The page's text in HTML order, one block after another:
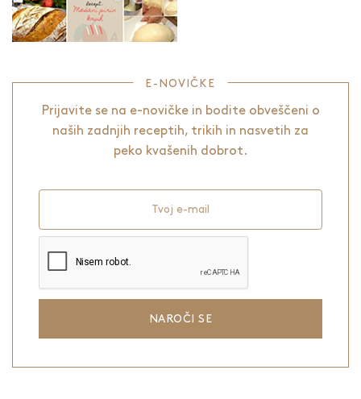
E-NOVIČKE
Prijavite se na e-novičke in bodite obveščeni o
naših zadnjih receptih, trikih in nasvetih za
peko kvašenih dobrot.
Tvoj e-mail
NAROČI SE